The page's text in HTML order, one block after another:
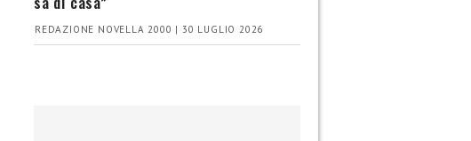
REDAZIONE NOVELLA 2000 | 30 LUGLIO 2026